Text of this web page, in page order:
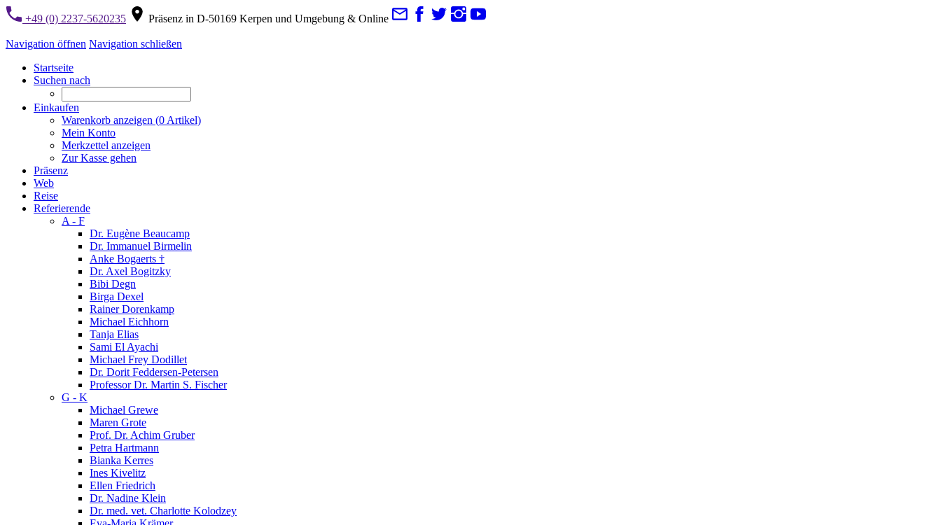
+49 (0) 2237-5620235 Präsenz in D-50169 Kerpen und Umgebung & Online
Navigation öffnen Navigation schließen
Startseite
Suchen nach
Einkaufen
Warenkorb anzeigen (0 Artikel)
Mein Konto
Merkzettel anzeigen
Zur Kasse gehen
Präsenz
Web
Reise
Referierende
A - F
Dr. Eugène Beaucamp
Dr. Immanuel Birmelin
Anke Bogaerts †
Dr. Axel Bogitzky
Bibi Degn
Birga Dexel
Rainer Dorenkamp
Michael Eichhorn
Tanja Elias
Sami El Ayachi
Michael Frey Dodillet
Dr. Dorit Feddersen-Petersen
Professor Dr. Martin S. Fischer
G - K
Michael Grewe
Maren Grote
Prof. Dr. Achim Gruber
Petra Hartmann
Bianka Kerres
Ines Kivelitz
Ellen Friedrich
Dr. Nadine Klein
Dr. med. vet. Charlotte Kolodzey